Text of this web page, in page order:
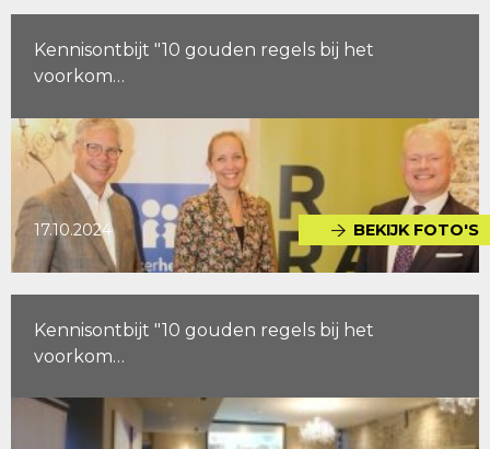
Kennisontbijt "10 gouden regels bij het
voorkom…
17.10.2024 BEKIJK FOTO'S
Kennisontbijt "10 gouden regels bij het
voorkom…